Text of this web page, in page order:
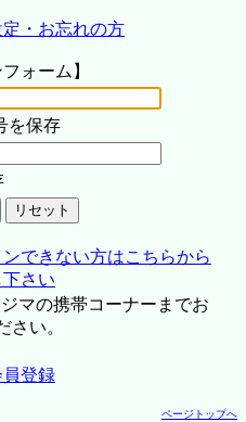
・お忘れの方
ォーム】
を保存
できない方はこちらから
さい
マの携帯コーナーまでお
さい。
登録
ページトップへ